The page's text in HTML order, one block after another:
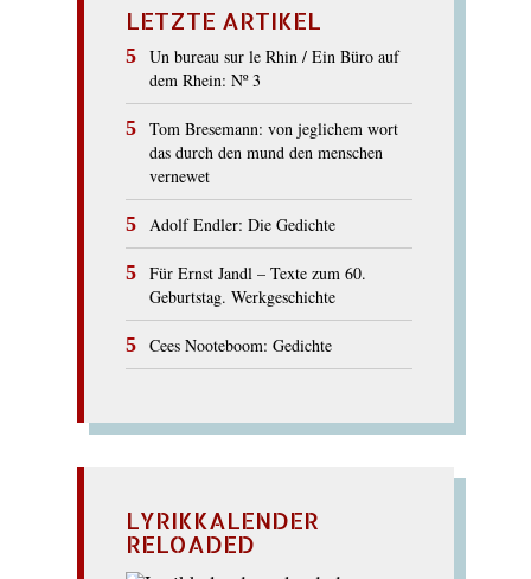
LETZTE ARTIKEL
Un bureau sur le Rhin / Ein Büro auf
dem Rhein: Nº 3
Tom Bresemann: von jeglichem wort
das durch den mund den menschen
vernewet
Adolf Endler: Die Gedichte
Für Ernst Jandl – Texte zum 60.
Geburtstag. Werkgeschichte
Cees Nooteboom: Gedichte
LYRIKKALENDER
RELOADED